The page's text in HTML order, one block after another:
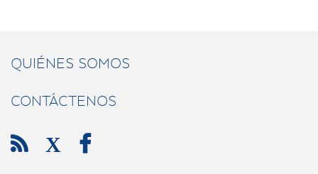
QUIÉNES SOMOS
CONTÁCTENOS
 X 